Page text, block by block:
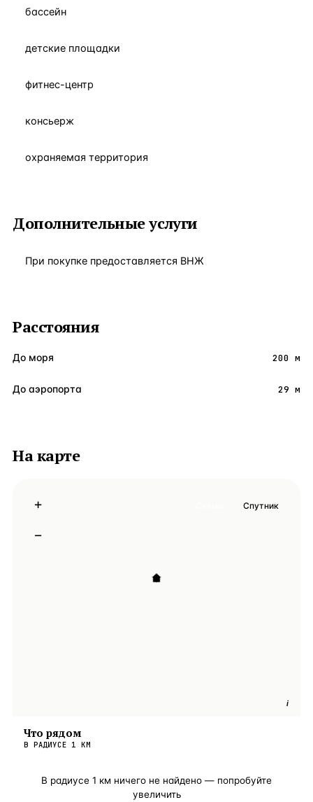
бассейн
детские площадки
фитнес-центр
консьерж
охраняемая территория
Дополнительные услуги
При покупке предоставляется ВНЖ
Расстояния
До моря 200 м
До аэропорта 29 м
На карте
i
+
−
Спутник
Что рядом
В РАДИУСЕ 1 КМ
В радиусе 1 км ничего не найдено — попробуйте
увеличить